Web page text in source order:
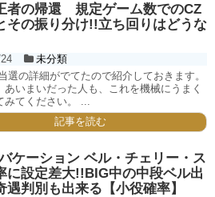
の帰還 規定ゲーム数でのCZ
その振り分け!!立ち回りはどうな
未分類
選の詳細がでてたので紹介しておきます。
あいまいだった人も、これを機械にうまく
みてください。 ...
記事を読む
ケーション ベル・チェリー・ス
に設定差大!!BIG中の中段ベル出
遇判別も出来る【小役確率】